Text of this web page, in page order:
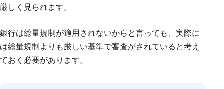
厳しく見られます。
銀行は総量規制が適用されないからと言っても、実際に
は総量規制よりも厳しい基準で審査がされていると考え
ておく必要があります。